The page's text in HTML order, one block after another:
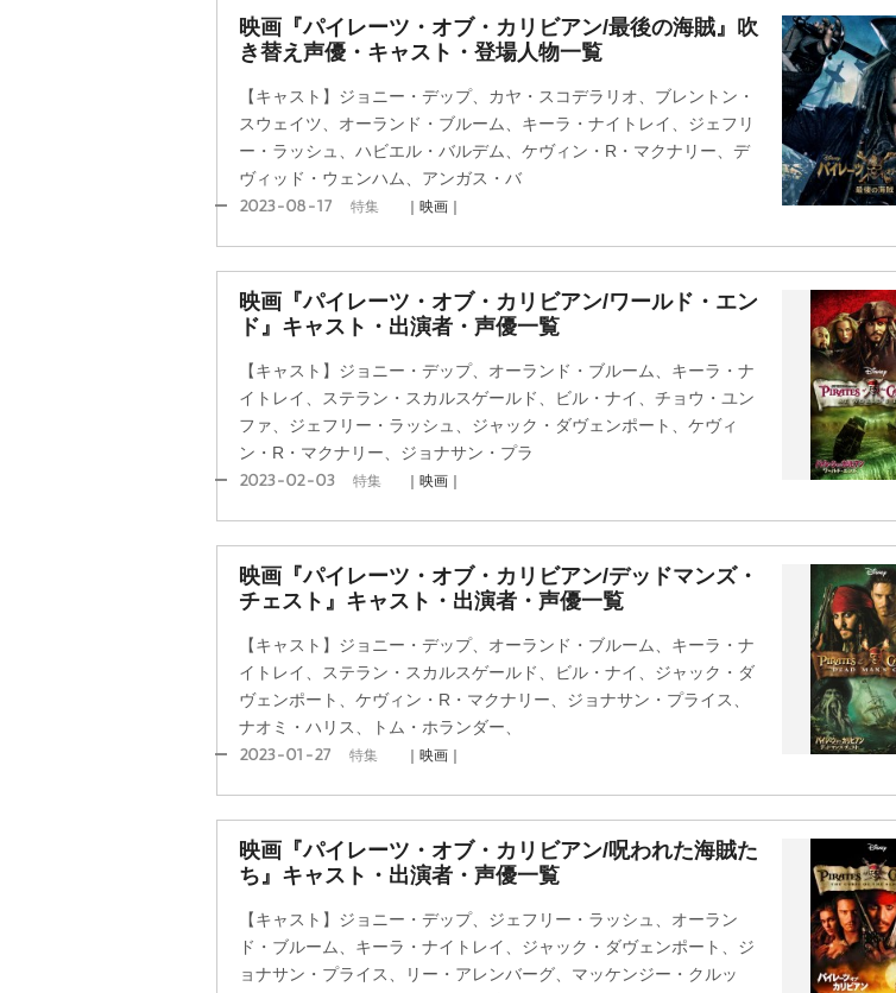
映画『パイレーツ・オブ・カリビアン/最後の海賊』吹
き替え声優・キャスト・登場人物一覧
【キャスト】ジョニー・デップ、カヤ・スコデラリオ、ブレントン・
スウェイツ、オーランド・ブルーム、キーラ・ナイトレイ、ジェフリ
ー・ラッシュ、ハビエル・バルデム、ケヴィン・R・マクナリー、デ
ヴィッド・ウェンハム、アンガス・バ
2023-08-17 特集 ｜映画｜
映画『パイレーツ・オブ・カリビアン/ワールド・エン
ド』キャスト・出演者・声優一覧
【キャスト】ジョニー・デップ、オーランド・ブルーム、キーラ・ナ
イトレイ、ステラン・スカルスゲールド、ビル・ナイ、チョウ・ユン
ファ、ジェフリー・ラッシュ、ジャック・ダヴェンポート、ケヴィ
ン・R・マクナリー、ジョナサン・プラ
2023-02-03 特集 ｜映画｜
映画『パイレーツ・オブ・カリビアン/デッドマンズ・
チェスト』キャスト・出演者・声優一覧
【キャスト】ジョニー・デップ、オーランド・ブルーム、キーラ・ナ
イトレイ、ステラン・スカルスゲールド、ビル・ナイ、ジャック・ダ
ヴェンポート、ケヴィン・R・マクナリー、ジョナサン・プライス、
ナオミ・ハリス、トム・ホランダー、
2023-01-27 特集 ｜映画｜
映画『パイレーツ・オブ・カリビアン/呪われた海賊た
ち』キャスト・出演者・声優一覧
【キャスト】ジョニー・デップ、ジェフリー・ラッシュ、オーラン
ド・ブルーム、キーラ・ナイトレイ、ジャック・ダヴェンポート、ジ
ョナサン・プライス、リー・アレンバーグ、マッケンジー・クルッ